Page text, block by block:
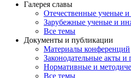
Галерея славы
Отечественные ученые
Зарубежные ученые и
Все темы
Документы и публикации
Материалы конференций
Законодательные акты и
Нормативные и
Все темы